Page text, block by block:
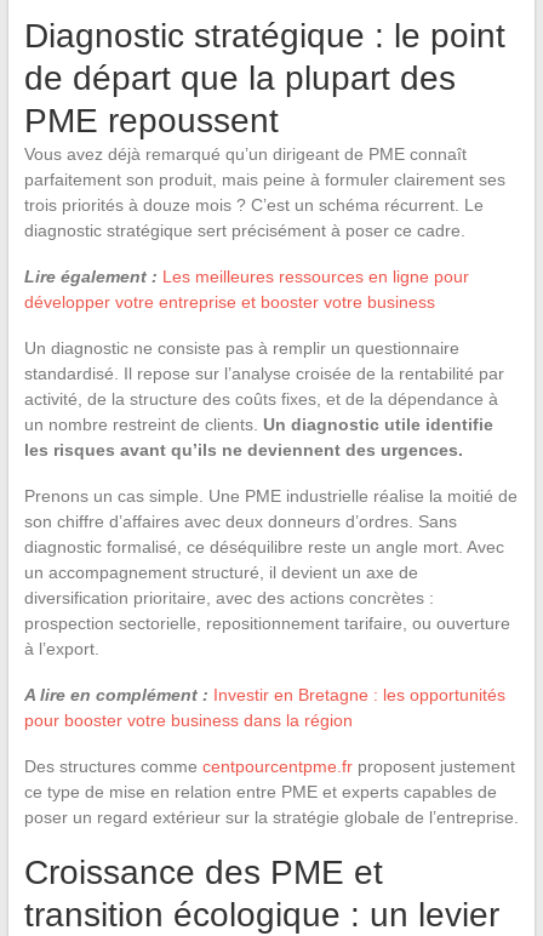
Diagnostic stratégique : le point
de départ que la plupart des
PME repoussent
Vous avez déjà remarqué qu’un dirigeant de PME connaît
parfaitement son produit, mais peine à formuler clairement ses
trois priorités à douze mois ? C’est un schéma récurrent. Le
diagnostic stratégique sert précisément à poser ce cadre.
Lire également : Les meilleures ressources en ligne pour
développer votre entreprise et booster votre business
Un diagnostic ne consiste pas à remplir un questionnaire
standardisé. Il repose sur l’analyse croisée de la rentabilité par
activité, de la structure des coûts fixes, et de la dépendance à
un nombre restreint de clients. Un diagnostic utile identifie
les risques avant qu’ils ne deviennent des urgences.
Prenons un cas simple. Une PME industrielle réalise la moitié de
son chiffre d’affaires avec deux donneurs d’ordres. Sans
diagnostic formalisé, ce déséquilibre reste un angle mort. Avec
un accompagnement structuré, il devient un axe de
diversification prioritaire, avec des actions concrètes :
prospection sectorielle, repositionnement tarifaire, ou ouverture
à l’export.
A lire en complément : Investir en Bretagne : les opportunités
pour booster votre business dans la région
Des structures comme centpourcentpme.frproposent justement
ce type de mise en relation entre PME et experts capables de
poser un regard extérieur sur la stratégie globale de l’entreprise.
Croissance des PME et
transition écologique : un levier